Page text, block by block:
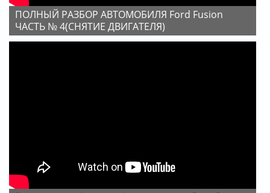
ПОЛНЫЙ РАЗБОР АВТОМОБИЛЯ Ford Fusion
ЧАСТЬ № 4(СНЯТИЕ ДВИГАТЕЛЯ)